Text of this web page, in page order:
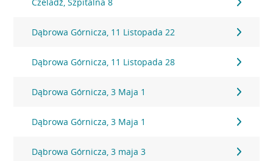
Dąbrowa Górnicza, 11 Listopada 22
Dąbrowa Górnicza, 11 Listopada 28
Dąbrowa Górnicza, 3 Maja 1
Dąbrowa Górnicza, 3 Maja 1
Dąbrowa Górnicza, 3 maja 3